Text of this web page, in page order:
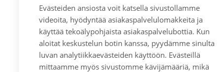
Evästeiden ansiosta voit katsella sivustollamme
videoita, hyödyntää asiakaspalvelulomakkeita ja
käyttää tekoälypohjaista asiakaspalvelubottia. Kun
aloitat keskustelun botin kanssa, pyydämme sinulta
luvan analytiikkaevästeiden käyttöön. Evästeillä
mittaamme myös sivustomme kävijämääriä, mikä